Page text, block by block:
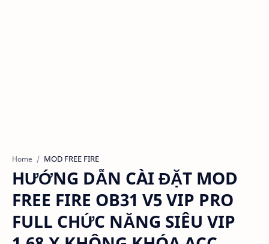
Home MOD FREE FIRE
HƯỚNG DẪN CÀI ĐẶT MOD
FREE FIRE OB31 V5 VIP PRO
FULL CHỨC NĂNG SIÊU VIP